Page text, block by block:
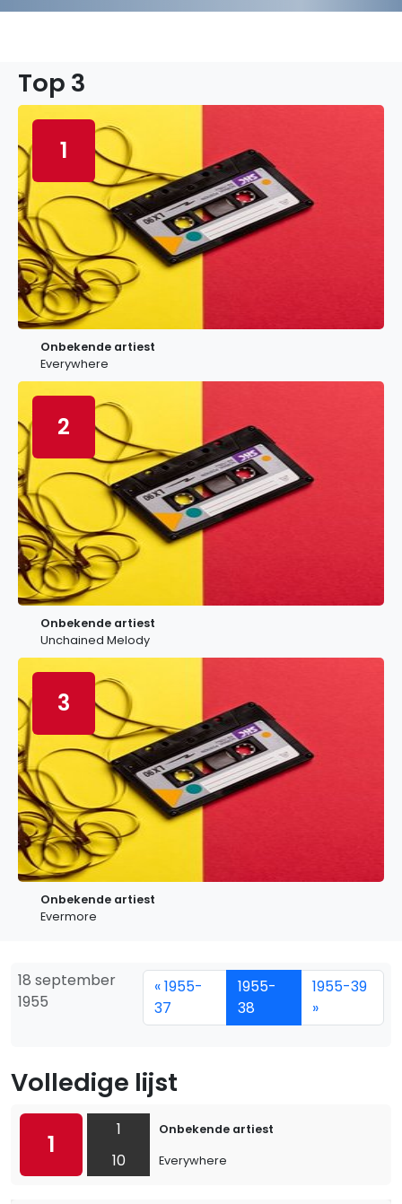
Top 3
1
Onbekende artiest
Everywhere
2
Onbekende artiest
Unchained Melody
3
Onbekende artiest
Evermore
18 september
1955
« 1955-
37
1955-
38
1955-39
»
Volledige lijst
1
1
10
Onbekende artiest
Everywhere